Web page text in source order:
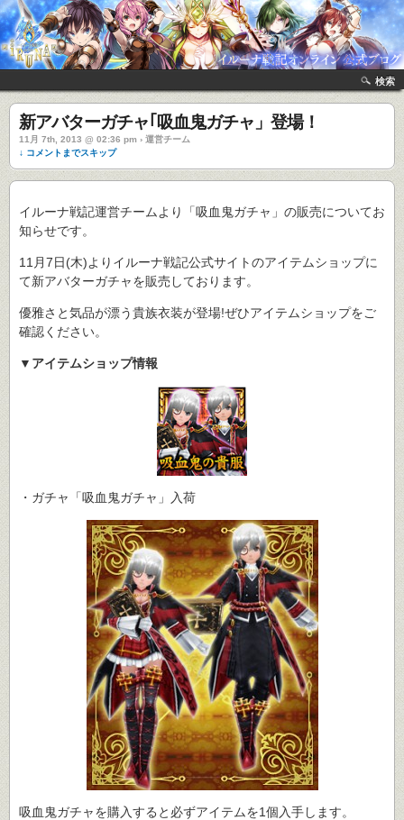
検索
新アバターガチャ｢吸血鬼ガチャ」登場！
11月 7th, 2013 @ 02:36 pm › 運営チーム
↓ コメントまでスキップ
イルーナ戦記運営チームより「吸血鬼ガチャ」の販売についてお
知らせです。
11月7日(木)よりイルーナ戦記公式サイトのアイテムショップに
て新アバターガチャを販売しております。
優雅さと気品が漂う貴族衣装が登場!ぜひアイテムショップをご
確認ください。
▼アイテムショップ情報
・ガチャ「吸血鬼ガチャ」入荷
吸血鬼ガチャを購入すると必ずアイテムを1個入手します。